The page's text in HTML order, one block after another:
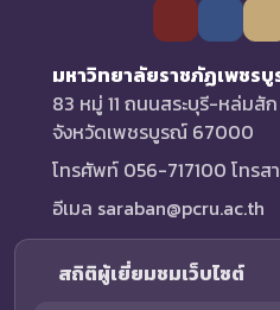
มหาวิทยาลัยราชภัฏเพชร
83 หมู่ 11 ถนนสระบุรี-หล่มสัก
จังหวัดเพชรบูรณ์ 67000
โทรศัพท์ 056-717100 โทรส
อีเมล saraban@pcru.ac.th
สถิติผู้เยี่ยมชมเว็บไซต์